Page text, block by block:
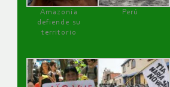
Amazonía
defiende su
territorio
Perú